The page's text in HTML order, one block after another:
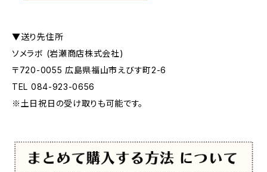
▼送り先住所
ソメラボ (岩瀬商店株式会社)
〒720-0055 広島県福山市えびす町2-6
TEL 084-923-0656
※土日祝日の受け取りも可能です。